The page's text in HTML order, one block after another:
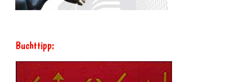
Buchttipp: